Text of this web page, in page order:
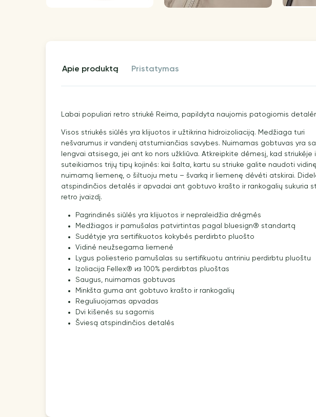
apie produktą pristatymas
Labai populiari retro striukė Reima, papildyta naujomis patogiomis
Visos striukės siūlės yra klijuotos ir užtikrina hidroizoliaciją. Medžiaga turi
nešvarumus ir vandenį atstumiančias savybes. Nuimamas gobtuvas yra
lengvai atsisega, jei ant ko nors užkliūva. Atkreipkite dėmesį, kad striukėje
suteikiamos trijų tipų kojinės: kai šalta, kartu su striuke galite naudoti vidinę
nuimamą liemenę, o šiltuoju metu – švarką ir liemenę dėvėti atskirai.
atspindinčios detalės ir apvadai ant gobtuvo krašto ir rankogalių sukuria
retro įvaizdį.
Pagrindinės siūlės yra klijuotos ir nepraleidžia drėgmės
Medžiagos ir pamušalas patvirtintas pagal bluesign® standartą
Sudėtyje yra sertifikuotos kokybės perdirbto pluošto
Vidinė neužsegama liemenė
Lygus poliesterio pamušalas su sertifikuotu antriniu perdirbtu pluoštu
Izoliacija Fellex® из 100% perdirbtas pluoštas
Saugus, nuimamas gobtuvas
Minkšta guma ant gobtuvo krašto ir rankogalių
Reguliuojamas apvadas
Dvi kišenės su sagomis
Šviesą atspindinčios detalės